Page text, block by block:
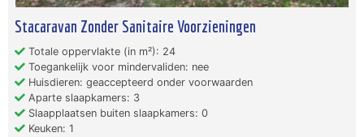
Stacaravan Zonder Sanitaire Voorzieningen
Totale oppervlakte (in m²): 24
Toegankelijk voor mindervaliden: nee
Huisdieren: geaccepteerd onder voorwaarden
Aparte slaapkamers: 3
Slaapplaatsen buiten slaapkamers: 0
Keuken: 1